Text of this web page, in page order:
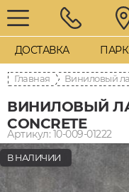
ДОСТАВКА
Главная Виниловый
ВИНИЛОВЫЙ
CONCRETE
Артикул: 10-009-01222
В НАЛИЧИИ